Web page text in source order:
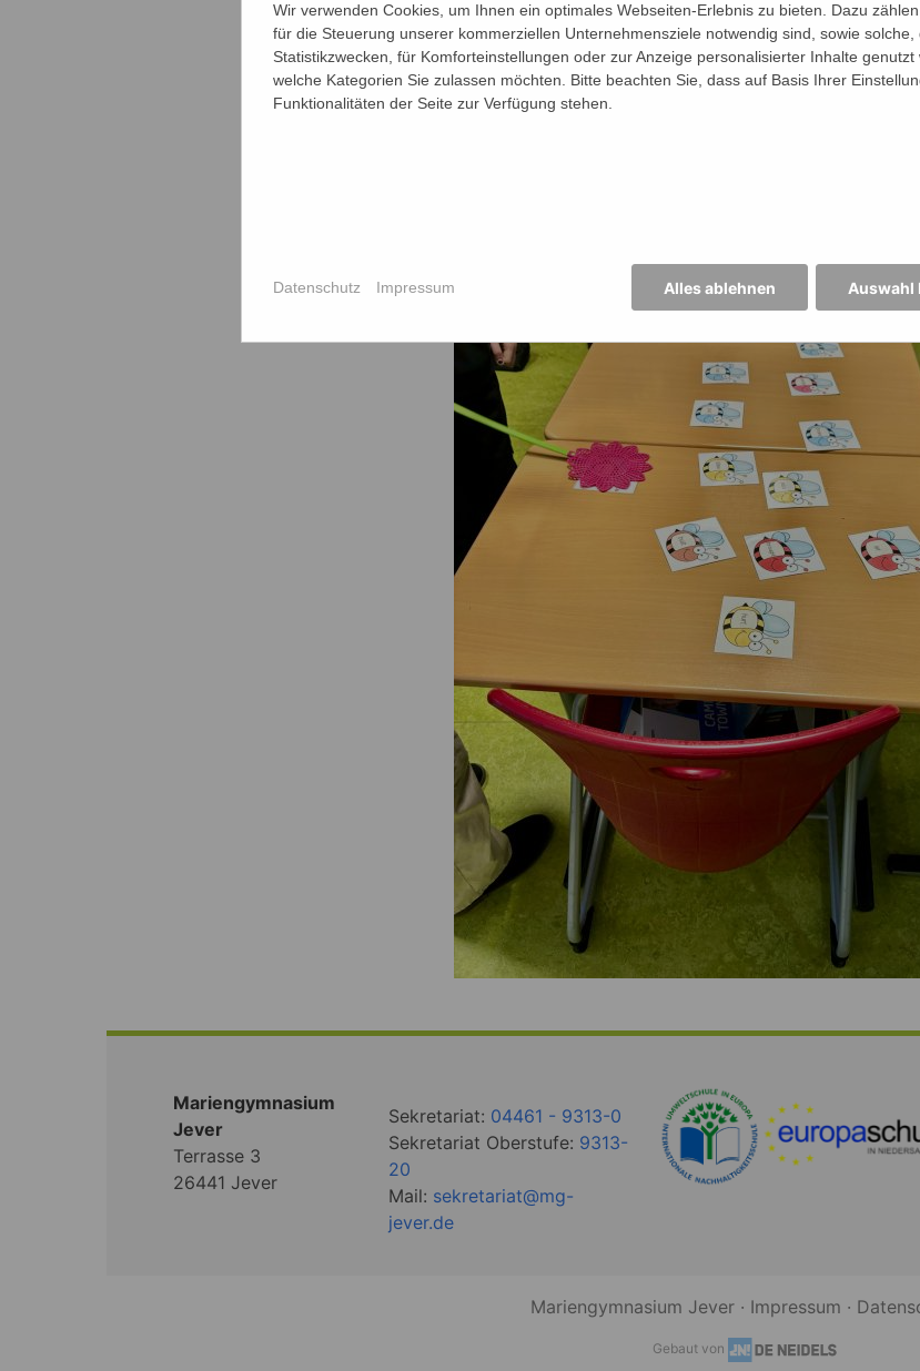
Mariengymnasium
Jever
Terrasse 3
26441 Jever
Sekretariat: 04461 - 9313-0
Sekretariat Oberstufe: 9313-
20
Mail: sekretariat@mg-
jever.de
Mariengymnasium Jever · Impressum ·
Gebaut von
Wir verwenden Cookies, um Ihnen ein optimales Webseiten-Erlebnis zu bieten. Dazu
für die Steuerung unserer kommerziellen Unternehmensziele notwendig sind, sowie
Statistikzwecken, für Komforteinstellungen oder zur Anzeige personalisierter Inhalte
welche Kategorien Sie zulassen möchten. Bitte beachten Sie, dass auf Basis Ihrer
Funktionalitäten der Seite zur Verfügung stehen.
Alles ablehnen Auswahl
Datenschutz Impressum